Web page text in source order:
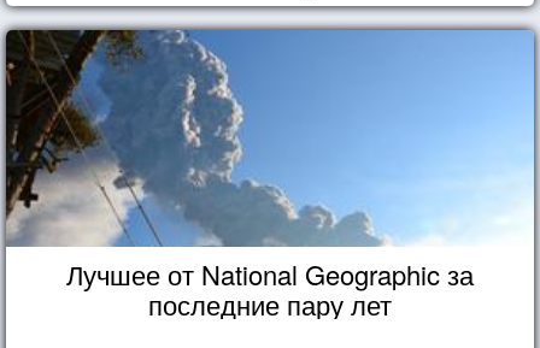
Лучшее от National Geographic за
последние пару лет